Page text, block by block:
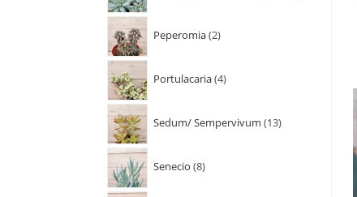
Peperomia 2
Portulacaria 4
Sedum/ Sempervivum 13
Senecio 8